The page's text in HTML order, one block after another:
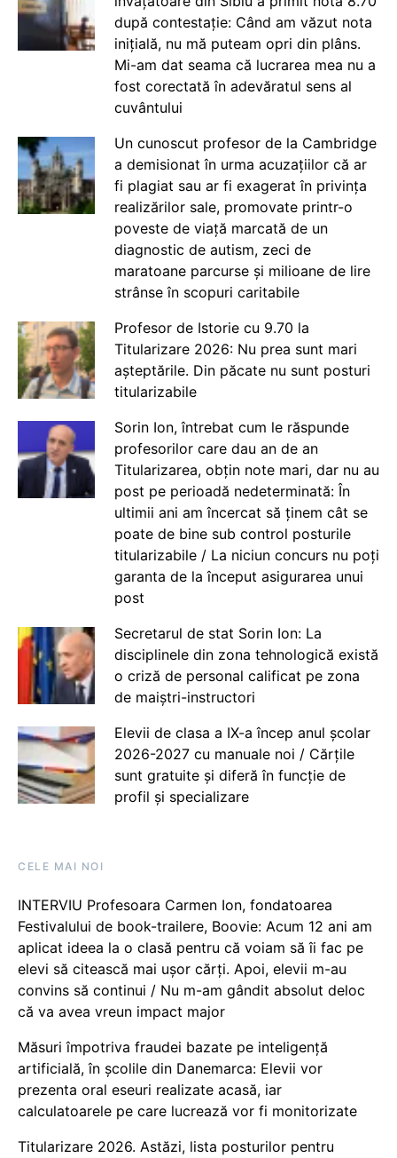
după contestație: Când am văzut nota
inițială, nu mă puteam opri din plâns.
Mi-am dat seama că lucrarea mea nu a
fost corectată în adevăratul sens al
cuvântului
Un cunoscut profesor de la Cambridge
a demisionat în urma acuzațiilor că ar
fi plagiat sau ar fi exagerat în privința
realizărilor sale, promovate printr-o
poveste de viață marcată de un
diagnostic de autism, zeci de
maratoane parcurse și milioane de lire
strânse în scopuri caritabile
Profesor de Istorie cu 9.70 la
Titularizare 2026: Nu prea sunt mari
așteptările. Din păcate nu sunt posturi
titularizabile
Sorin Ion, întrebat cum le răspunde
profesorilor care dau an de an
Titularizarea, obțin note mari, dar nu au
post pe perioadă nedeterminată: În
ultimii ani am încercat să ținem cât se
poate de bine sub control posturile
titularizabile / La niciun concurs nu poți
garanta de la început asigurarea unui
post
Secretarul de stat Sorin Ion: La
disciplinele din zona tehnologică există
o criză de personal calificat pe zona
de maiștri-instructori
Elevii de clasa a IX-a încep anul școlar
2026-2027 cu manuale noi / Cărțile
sunt gratuite și diferă în funcție de
profil și specializare
CELE MAI NOI
INTERVIU Profesoara Carmen Ion, fondatoarea
Festivalului de book-trailere, Boovie: Acum 12 ani am
aplicat ideea la o clasă pentru că voiam să îi fac pe
elevi să citească mai ușor cărți. Apoi, elevii m-au
convins să continui / Nu m-am gândit absolut deloc
că va avea vreun impact major
Măsuri împotriva fraudei bazate pe inteligență
artificială, în școlile din Danemarca: Elevii vor
prezenta oral eseuri realizate acasă, iar
calculatoarele pe care lucrează vor fi monitorizate
Titularizare 2026. Astăzi, lista posturilor pentru